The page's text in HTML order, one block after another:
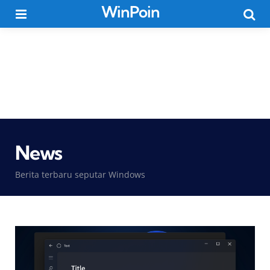
WinPoin
News
Berita terbaru seputar Windows